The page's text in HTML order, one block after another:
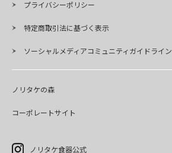
プライバシーポリシー
特定商取引法に基づく表示
ソーシャルメディアコミュニティガイドライン
ノリタケの森
コーポレートサイト
ノリタケ食器公式